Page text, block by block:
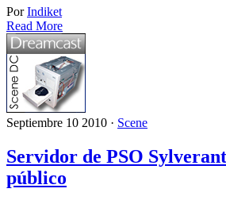
PorIndiket
Read More
Septiembre 10 2010 · Scene
Servidor de PSO
público